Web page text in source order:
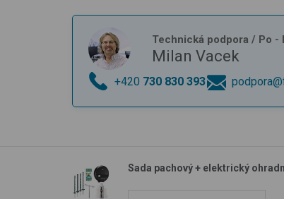
Technická podpora / Po -
Milan Vacek
+420 730 830 393
Sada pachový + elektrický